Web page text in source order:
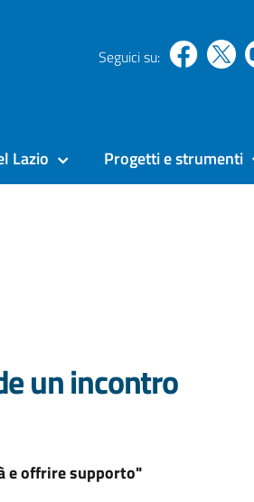
Seguici su:
Lazio Progetti e strumenti
un incontro
e offrire supporto"